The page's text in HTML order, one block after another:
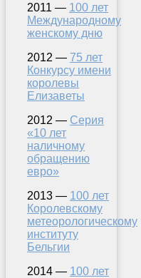
2011 — 100 лет
Международному
женскому дню
2012 — 75 лет
Конкурсу имени
королевы
Елизаветы
2012 — Серия
«10 лет
наличному
обращению
евро»
2013 — 100 лет
Королевскому
метеорологическому
институту
Бельгии
2014 — 100 лет